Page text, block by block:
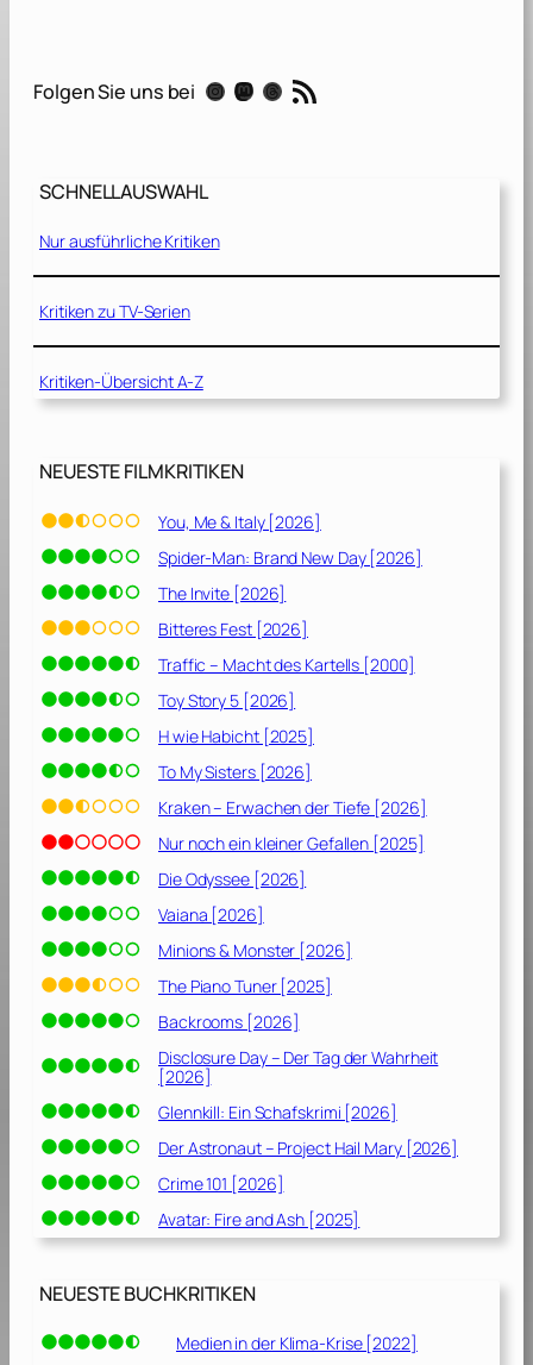
e
o
c
h
[
0
9
Folgen Sie uns bei Instagram Mastodon Threads RSS-Feed
SCHNELLAUSWAHL
Nur ausführliche Kritiken
Kritiken zu TV-Serien
Kritiken-Übersicht A-Z
NEUESTE FILMKRITIKEN
You, Me & Italy [2026]
Spider-Man: Brand New Day [2026]
The Invite [2026]
Bitteres Fest [2026]
Traffic – Macht des Kartells [2000]
Toy Story 5 [2026]
H wie Habicht [2025]
To My Sisters [2026]
Kraken – Erwachen der Tiefe [2026]
Nur noch ein kleiner Gefallen [2025]
Die Odyssee [2026]
Vaiana [2026]
Minions & Monster [2026]
The Piano Tuner [2025]
Backrooms [2026]
Disclosure Day – Der Tag der Wahrheit
[2026]
Glennkill: Ein Schafskrimi [2026]
Der Astronaut – Project Hail Mary [2026]
Crime 101 [2026]
Avatar: Fire and Ash [2025]
NEUESTE BUCHKRITIKEN
Medien in der Klima-Krise [2022]